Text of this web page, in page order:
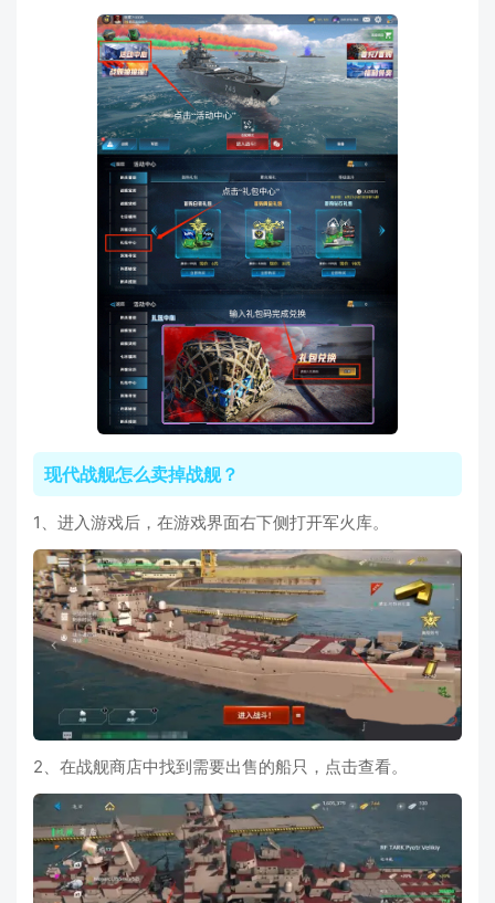
现代战舰怎么卖掉战舰？
1、进入游戏后，在游戏界面右下侧打开军火库。
2、在战舰商店中找到需要出售的船只，点击查看。